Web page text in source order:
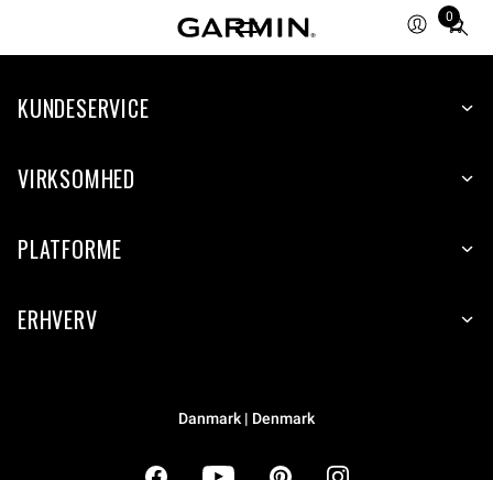
0
Total
KUNDESERVICE
VIRKSOMHED
PLATFORME
ERHVERV
Danmark | Denmark